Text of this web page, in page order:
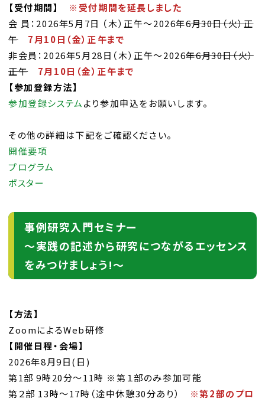
【受付期間】
※受付期間を延長しました
会 員：2026年5月7日 （木）正午～2026年6月30日（火）正
午
7月10日（金）正午まで
非会員：2026年5月28日（木）正午～2026年6月30日（火）
正午
7月10日（金）正午まで
【参加登録方法】
参加登録システムより参加申込をお願いします。
その他の詳細は下記をご確認ください。
開催要項
プログラム
ポスター
事例研究入門セミナー
～実践の記述から研究につながるエッセンス
をみつけましょう!～
【方法】
ZoomによるWeb研修
【開催日程・会場】
2026年8月9日(日)
第1部 9時20分～11時 ※第１部のみ参加可能
第２部 13時～17時（途中休憩30分あり）
※第2部のプロ